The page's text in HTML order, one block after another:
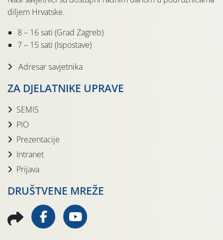
diljem Hrvatske.
8 – 16 sati (Grad Zagreb)
7 – 15 sati (Ispostave)
Adresar savjetnika
ZA DJELATNIKE UPRAVE
SEMIS
PIO
Prezentacije
Intranet
Prijava
DRUŠTVENE MREŽE